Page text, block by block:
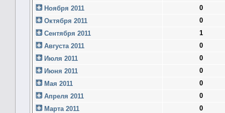
Ноября 2011
0
Октября 2011
0
Сентября 2011
1
Августа 2011
0
Июля 2011
0
Июня 2011
0
Мая 2011
0
Апреля 2011
0
Марта 2011
0